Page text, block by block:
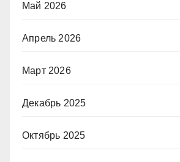
Май 2026
Апрель 2026
Март 2026
Декабрь 2025
Октябрь 2025